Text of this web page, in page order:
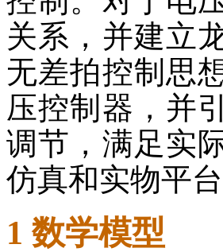
关系，并建立
无差拍控制思
压控制器，并
调节，满足实
仿真和实物平
1 数学模型